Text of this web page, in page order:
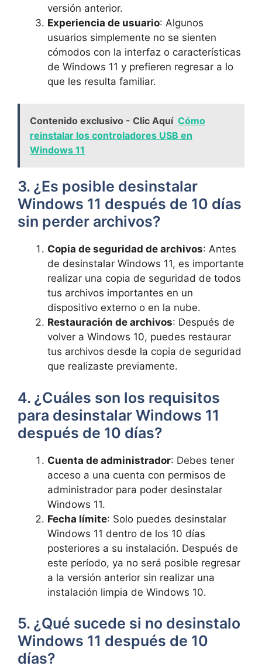
versión anterior.
Experiencia de usuario: Algunos
usuarios simplemente no se sienten
cómodos con la interfaz o características
de Windows 11 y prefieren regresar a lo
que les resulta familiar.
Contenido exclusivo - Clic Aquí Cómo
reinstalar los controladores USB en
Windows 11
3. ¿Es posible desinstalar
Windows 11 después de 10 días
sin perder archivos?
Copia de seguridad de archivos: Antes
de desinstalar Windows 11, es importante
realizar una copia de seguridad de todos
tus archivos importantes en un
dispositivo externo o en la nube.
Restauración de archivos: Después de
volver a Windows 10, puedes restaurar
tus archivos desde la copia de seguridad
que realizaste previamente.
4. ¿Cuáles son los requisitos
para desinstalar Windows 11
después de 10 días?
Cuenta de administrador: Debes tener
acceso a una cuenta con permisos de
administrador para poder desinstalar
Windows 11.
Fecha límite: Solo puedes desinstalar
Windows 11 dentro de los 10 días
posteriores a su instalación. Después de
este período, ya no será posible regresar
a la versión anterior sin realizar una
instalación limpia de Windows 10.
5. ¿Qué sucede si no desinstalo
Windows 11 después de 10
días?